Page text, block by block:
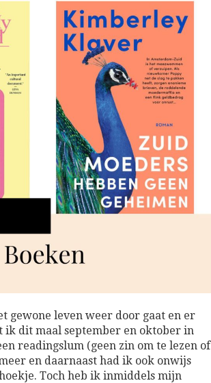
gewone leven weer door gaat en er
ik dit maal september en oktober in
readingslum (geen zin om te lezen of
en daarnaast had ik ook onwijs
Toch heb ik inmiddels mijn